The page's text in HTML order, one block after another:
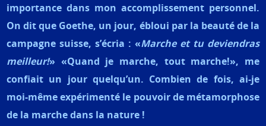
importance dans mon accomplissement personnel.
On dit que Goethe, un jour, ébloui par la beauté de la
campagne suisse, s’écria : «Marche et tu deviendras
meilleur!» «Quand je marche, tout marche!», me
confiait un jour quelqu’un. Combien de fois, ai-je
moi-même expérimenté le pouvoir de métamorphose
de la marche dans la nature !